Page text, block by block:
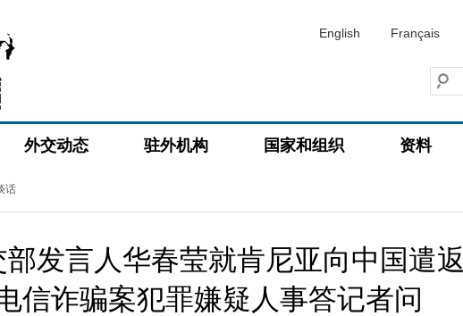
English Français
外交动态 驻外机构 国家和组织 资料
话
部发言人华春莹就肯尼亚向中国遣返
信诈骗案犯罪嫌疑人事答记者问